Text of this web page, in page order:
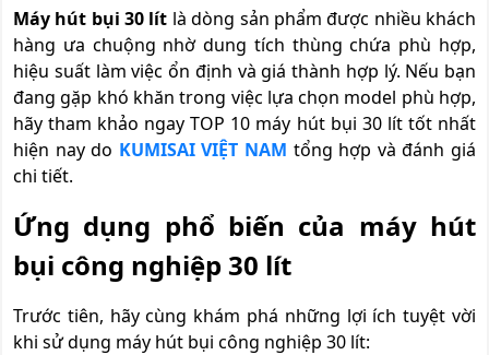
Máy hút bụi 30 lít là dòng sản phẩm được nhiều khách
hàng ưa chuộng nhờ dung tích thùng chứa phù hợp,
hiệu suất làm việc ổn định và giá thành hợp lý. Nếu bạn
đang gặp khó khăn trong việc lựa chọn model phù hợp,
hãy tham khảo ngay TOP 10 máy hút bụi 30 lít tốt nhất
hiện nay do KUMISAI VIỆT NAM tổng hợp và đánh giá
chi tiết.
Ứng dụng phổ biến của máy hút
bụi công nghiệp 30 lít
Trước tiên, hãy cùng khám phá những lợi ích tuyệt vời
khi sử dụng máy hút bụi công nghiệp 30 lít: